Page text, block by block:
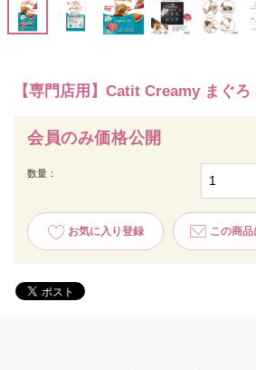
【専門店用】Catit Creamy まぐろ
会員のみ価格公開
数量：
お気に入り登録 この商